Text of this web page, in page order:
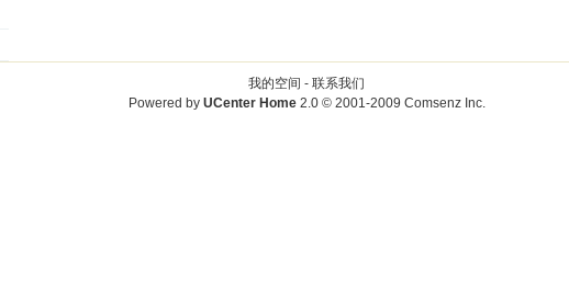
我的空间 - 联系我们
Powered by UCenter Home 2.0© 2001-2009 Comsenz Inc.